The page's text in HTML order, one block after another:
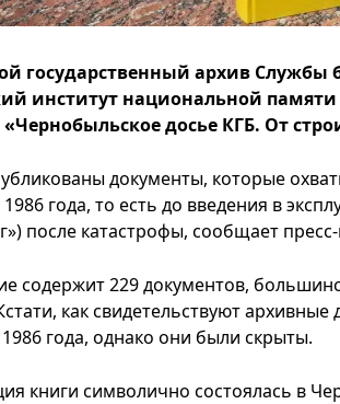
государственный архив Службы
институт национальной памяти
досье КГБ. От
документы, которые
года, то есть до введения в
​​после катастрофы, сообщает
содержит 229 документов,
как свидетельствуют
года, однако они были скрыты.
книги символично состоялась в